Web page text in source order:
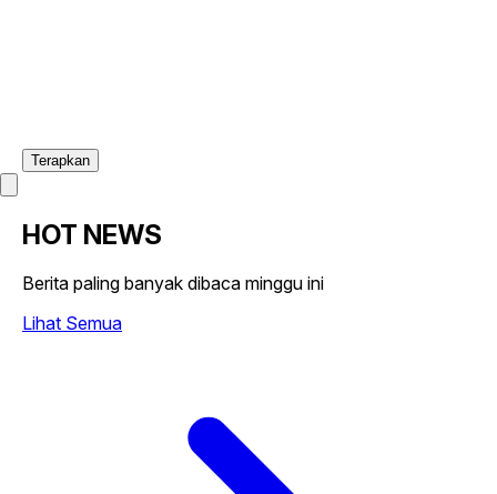
Terapkan
HOT NEWS
Berita paling banyak dibaca minggu ini
Lihat Semua